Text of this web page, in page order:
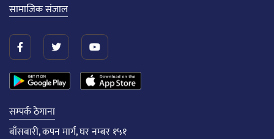
सामाजिक संजाल
सम्पर्क ठेगाना
बाँसबारी, कपन मार्ग, घर नम्बर १५१